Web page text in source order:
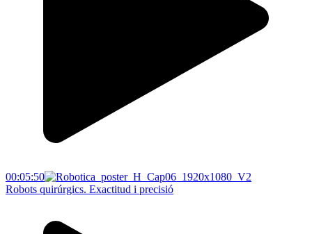
00:05:50
Robots quirúrgics. Exactitud i precisió